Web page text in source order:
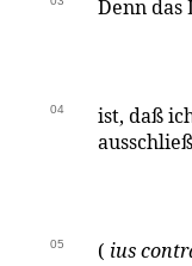
Denn
04
ist, daß
05 ( ius